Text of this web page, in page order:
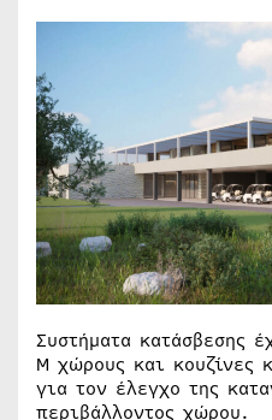
Συστήματα κατάσβεσης
Μ χώρους και κουζίνες
για τον έλεγχο της
περιβάλλοντος χώρου.